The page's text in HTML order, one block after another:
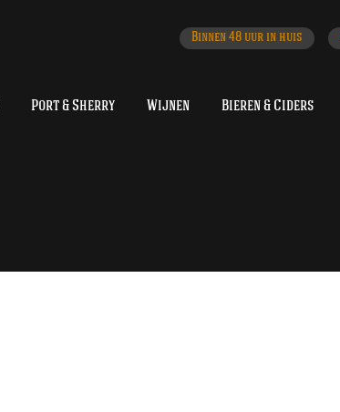
Binnen 48 uur in huis
Port & Sherry Wijnen Bieren & Ciders